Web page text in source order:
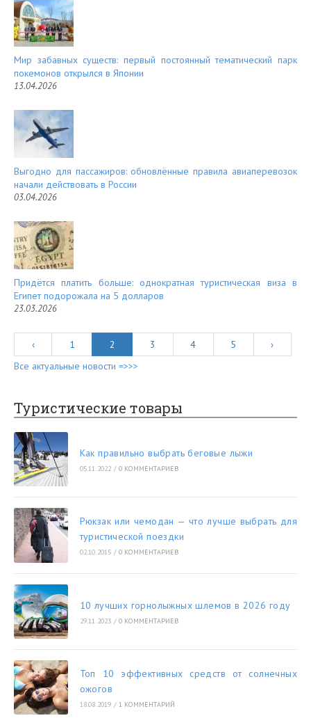
Мир забавных существ: первый постоянный тематический парк
покемонов открылся в Японии
13.04.2026
Выгодно для пассажиров: обновлённые правила авиаперевозок
начали действовать в России
03.04.2026
Придётся платить больше: однократная туристическая виза в
Египет подорожала на 5 долларов
23.03.2026
‹ 1 2 3 4 5
›
Все актуальные новости =>>>
Туристические товары
Как правильно выбрать беговые лыжи
05.11.2022 / 0 КОММЕНТАРИЕВ
Рюкзак или чемодан — что лучше выбрать для
туристической поездки
02.10.2015 / 0 КОММЕНТАРИЕВ
10 лучших горнолыжных шлемов в 2026 году
29.11.2023 / 0 КОММЕНТАРИЕВ
Топ 10 эффективных средств от солнечных
ожогов
18.08.2019 / 1 КОММЕНТАРИЙ